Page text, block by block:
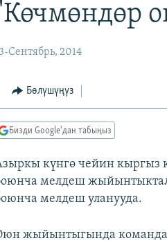
Сентябрь, 2014
Бөлүшүңүз
Бизди Google'дан табыңыз
күнгө чейин кыргыз
мелдеш
мелдеш уланууда.
жыйынтыгында